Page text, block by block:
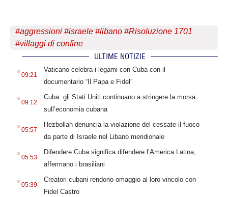
#aggressioni #israele #libano #Risoluzione 1701
#villaggi di confine
ULTIME NOTIZIE
. 09:21
Vaticano celebra i legami con Cuba con il
documentario “Il Papa e Fidel”
. 09:12
Cuba: gli Stati Uniti continuano a stringere la morsa
sull’economia cubana
. 05:57
Hezbollah denuncia la violazione del cessate il fuoco
da parte di Israele nel Libano meridionale
. 05:53
Difendere Cuba significa difendere l’America Latina,
affermano i brasiliani
. 05:39
Creatori cubani rendono omaggio al loro vincolo con
Fidel Castro